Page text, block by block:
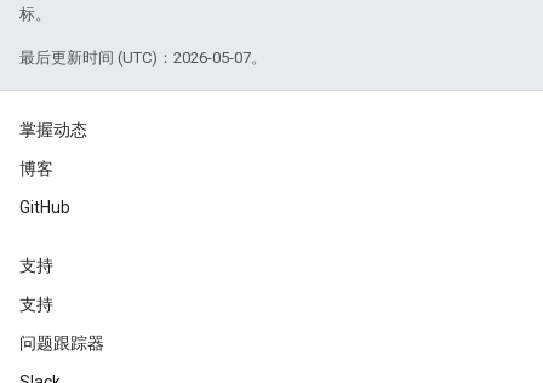
标。
最后更新时间 (UTC)：2026-05-07。
掌握动态
博客
GitHub
支持
支持
问题跟踪器